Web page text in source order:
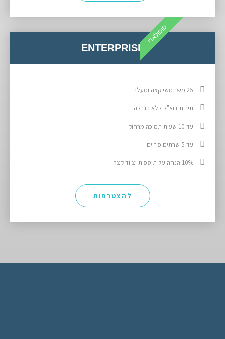
פופולארי
ENTERPRISE
25 משתמשי קצה ומעלה
תיבות דוא"ל ללא הגבלה
עד 10 שעות תמיכה מרחוק
עד 5 שרתים פיזיים
10% הנחה על תוספות וציוד קצה
להצטרפות